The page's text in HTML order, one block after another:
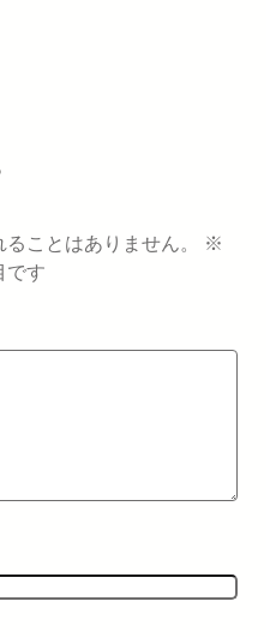
ことはありません。
※
です